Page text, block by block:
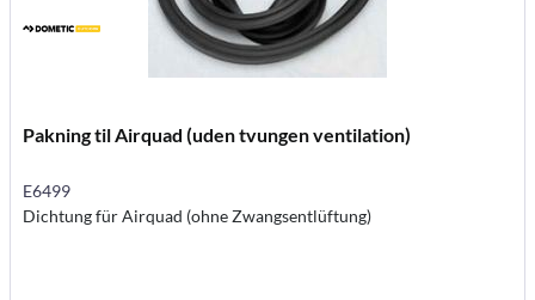
Pakning til Airquad (uden tvungen ventilation)
E6499
Dichtung für Airquad (ohne Zwangsentlüftung)